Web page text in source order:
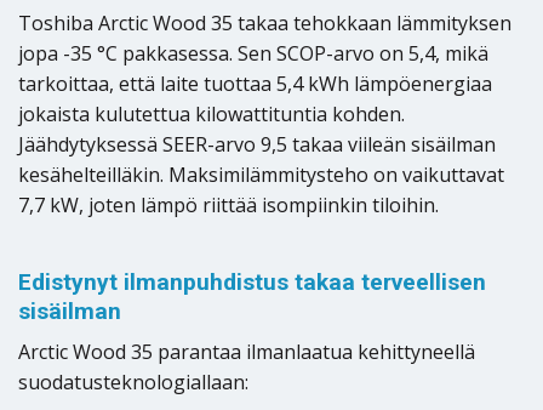
Toshiba Arctic Wood 35 takaa tehokkaan lämmityksen
jopa -35 °C pakkasessa. Sen SCOP-arvo on 5,4, mikä
tarkoittaa, että laite tuottaa 5,4 kWh lämpöenergiaa
jokaista kulutettua kilowattituntia kohden.
Jäähdytyksessä SEER-arvo 9,5 takaa viileän sisäilman
kesähelteilläkin. Maksimilämmitysteho on vaikuttavat
7,7 kW, joten lämpö riittää isompiinkin tiloihin.
Edistynyt ilmanpuhdistus takaa terveellisen
sisäilman
Arctic Wood 35 parantaa ilmanlaatua kehittyneellä
suodatusteknologiallaan: